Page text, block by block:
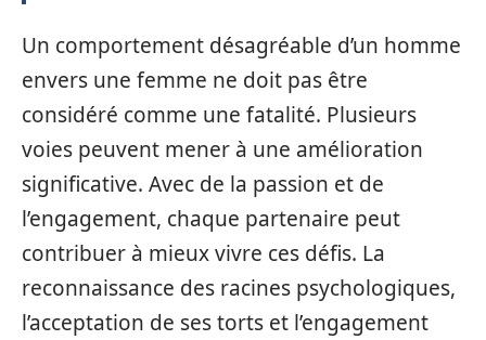
Un comportement désagréable d’un homme
envers une femme ne doit pas être
considéré comme une fatalité. Plusieurs
voies peuvent mener à une amélioration
significative. Avec de la passion et de
l’engagement, chaque partenaire peut
contribuer à mieux vivre ces défis. La
reconnaissance des racines psychologiques,
l’acceptation de ses torts et l’engagement